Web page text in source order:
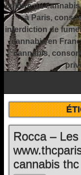
culture du
à Paris,
interdiction de
cannabis en
cannabis,
Rocca –
cannabis